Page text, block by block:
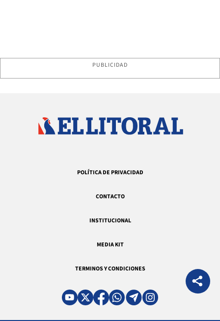
PUBLICIDAD
POLÍTICA DE PRIVACIDAD
CONTACTO
INSTITUCIONAL
MEDIA KIT
TERMINOS Y CONDICIONES